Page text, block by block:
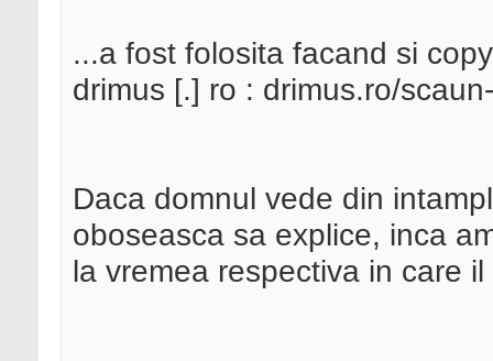
...a fost folosita facand si
drimus [.] ro : drimus.ro/
Daca domnul vede din
oboseasca sa explice, inca
la vremea respectiva in care